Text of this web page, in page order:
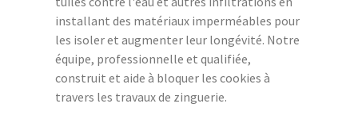
installant des matériaux imperméables pour
les isoler et augmenter leur longévité. Notre
équipe, professionnelle et qualifiée,
construit et aide à bloquer les cookies à
travers les travaux de zinguerie.